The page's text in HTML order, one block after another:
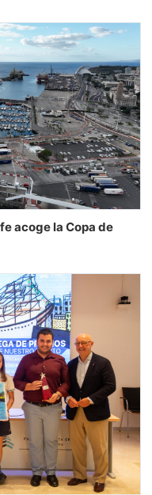
acoge la Copa de